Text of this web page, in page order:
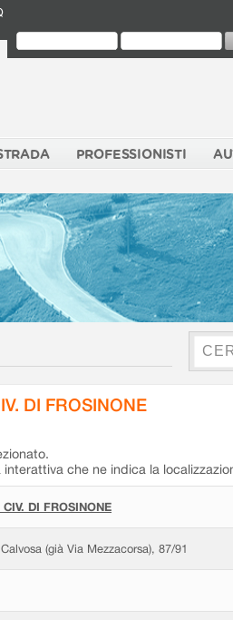
PROFESSIONISTI
DI FROSINONE
che ne indica la
DI FROSINONE
(già Via Mezzacorsa), 87/91